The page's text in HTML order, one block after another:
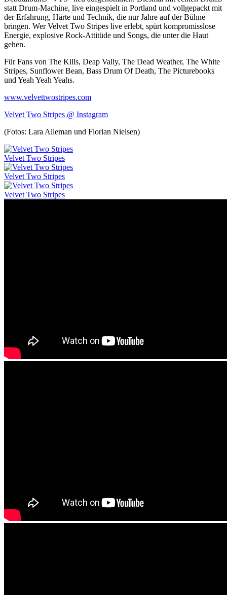
statt Drum-Machine, live eingespielt in Portland und vollgepackt mit
der Erfahrung, Härte und Technik, die nur Jahre auf der Bühne
bringen. Wer Velvet Two Stripes live erlebt, spürt kompromisslose
Energie, explosive Rock-Attitüde und Songs, die unter die Haut
gehen.
Für Fans von The Kills, Deap Vally, The Dead Weather, The White
Stripes, Sunflower Bean, Bass Drum Of Death, The Picturebooks
und Yeah Yeah Yeahs.
www.velvettwostripes.com
Velvet Two Stripes @ Instagram
(Fotos: Lara Alleman und Florian Nielsen)
Velvet Two Stripes
Velvet Two Stripes
Velvet Two Stripes